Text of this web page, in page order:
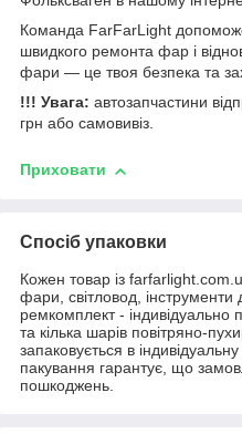
Команда FarFarLight
швидкого ремонта фар і
фари — це твоя безпека та
!!! Увага: автозапчастини
грн або самовивіз.
Приховати
Спосіб упаковки
Кожен товар із
фари, світловод,
ремкомплект - індивідуально
та кілька шарів повітряно-
запаковується в
пакування гарантує, що
пошкоджень.